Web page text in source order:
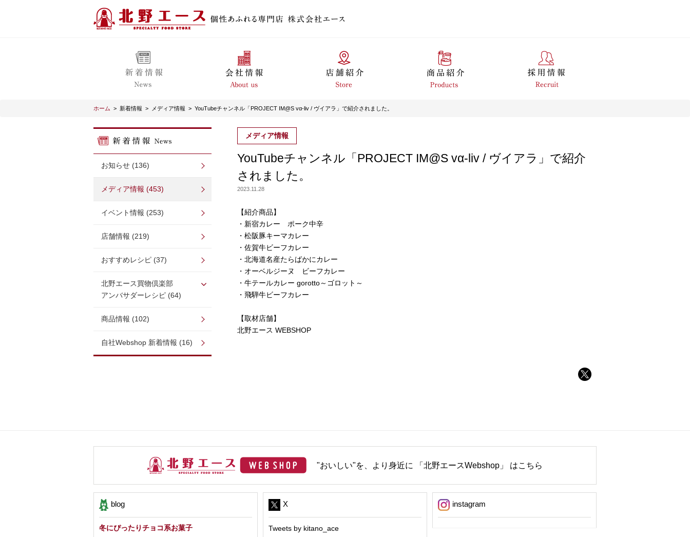
ホーム > 新着情報 > メディア情報 > YouTubeチャンネル「PROJECT IM@S vα-liv / ヴイアラ」で紹介されました。
お知らせ (136)
メディア情報 (453)
イベント情報 (253)
店舗情報 (219)
おすすめレシピ (37)
北野エース買物倶楽部
アンバサダーレシピ (64)
商品情報 (102)
自社Webshop 新着情報 (16)
メディア情報
YouTubeチャンネル「PROJECT IM@S vα-liv / ヴイアラ」で紹介
されました。
2023.11.28
【紹介商品】
・新宿カレー ポーク中辛
・松阪豚キーマカレー
・佐賀牛ビーフカレー
・北海道名産たらばかにカレー
・オーベルジーヌ ビーフカレー
・牛テールカレー gorotto～ゴロット～
・飛騨牛ビーフカレー
【取材店舗】
北野エース WEBSHOP
"おいしい"を、より身近に 「北野エースWebshop」 はこちら
blog
冬にぴったりチョコ系お菓子
X
Tweets by kitano_ace
instagram